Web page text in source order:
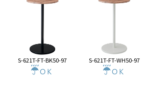
S-621T-FT-BK50-97 S-621T-FT-WH50-97